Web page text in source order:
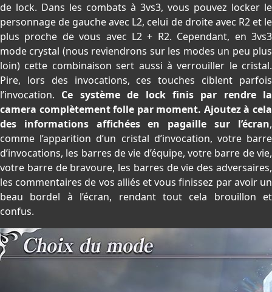
de lock. Dans les combats à 3vs3, vous pouvez locker le
personnage de gauche avec L2, celui de droite avec R2 et le
plus proche de vous avec L2 + R2. Cependant, en 3vs3
mode crystal (nous reviendrons sur les modes un peu plus
loin) cette combinaison sert aussi à verrouiller le cristal.
Pire, lors des invocations, ces touches ciblent parfois
l’invocation. Ce système de lock finis par rendre la
camera complètement folle par moment. Ajoutez à cela
des informations affichées en pagaille sur l’écran,
comme l’apparition d’un cristal d’invocation, votre barre
d’invocations, les barres de vie d’équipe, votre barre de vie,
votre barre de bravoure, les barres de vie des adversaires,
les commentaires de vos alliés et vous finissez par avoir un
beau bordel à l’écran, rendant tout cela brouillon et
confus.